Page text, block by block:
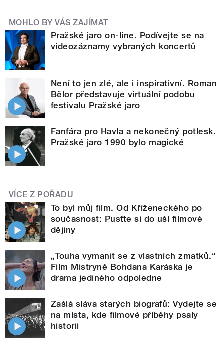
MOHLO BY VÁS ZAJÍMAT
Pražské jaro on-line. Podívejte se na
videozáznamy vybraných koncertů
Není to jen zlé, ale i inspirativní. Roman
Bělor představuje virtuální podobu
festivalu Pražské jaro
Fanfára pro Havla a nekonečný potlesk.
Pražské jaro 1990 bylo magické
VÍCE Z POŘADU
To byl můj film. Od Kříženeckého po
současnost: Pusťte si do uší filmové
dějiny
„Touha vymanit se z vlastních zmatků.“
Film Mistryně Bohdana Karáska je
drama jediného odpoledne
Zašlá sláva starých biografů: Vydejte se
na místa, kde filmové příběhy psaly
historii